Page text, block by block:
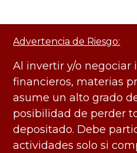
Advertencia de Riesgo:
Al invertir y/o negociar
financieros, materias
asume un alto grado
posibilidad de perder
depositado. Debe
actividades solo si